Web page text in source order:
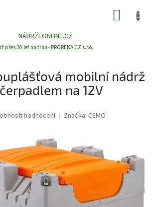
NÁDRŽEONLINE.CZ
přes 20 let na trhu - PROREKA CZ s.r.o.
mobilní nádrž
na 12V
hodnocení Značka: CEMO